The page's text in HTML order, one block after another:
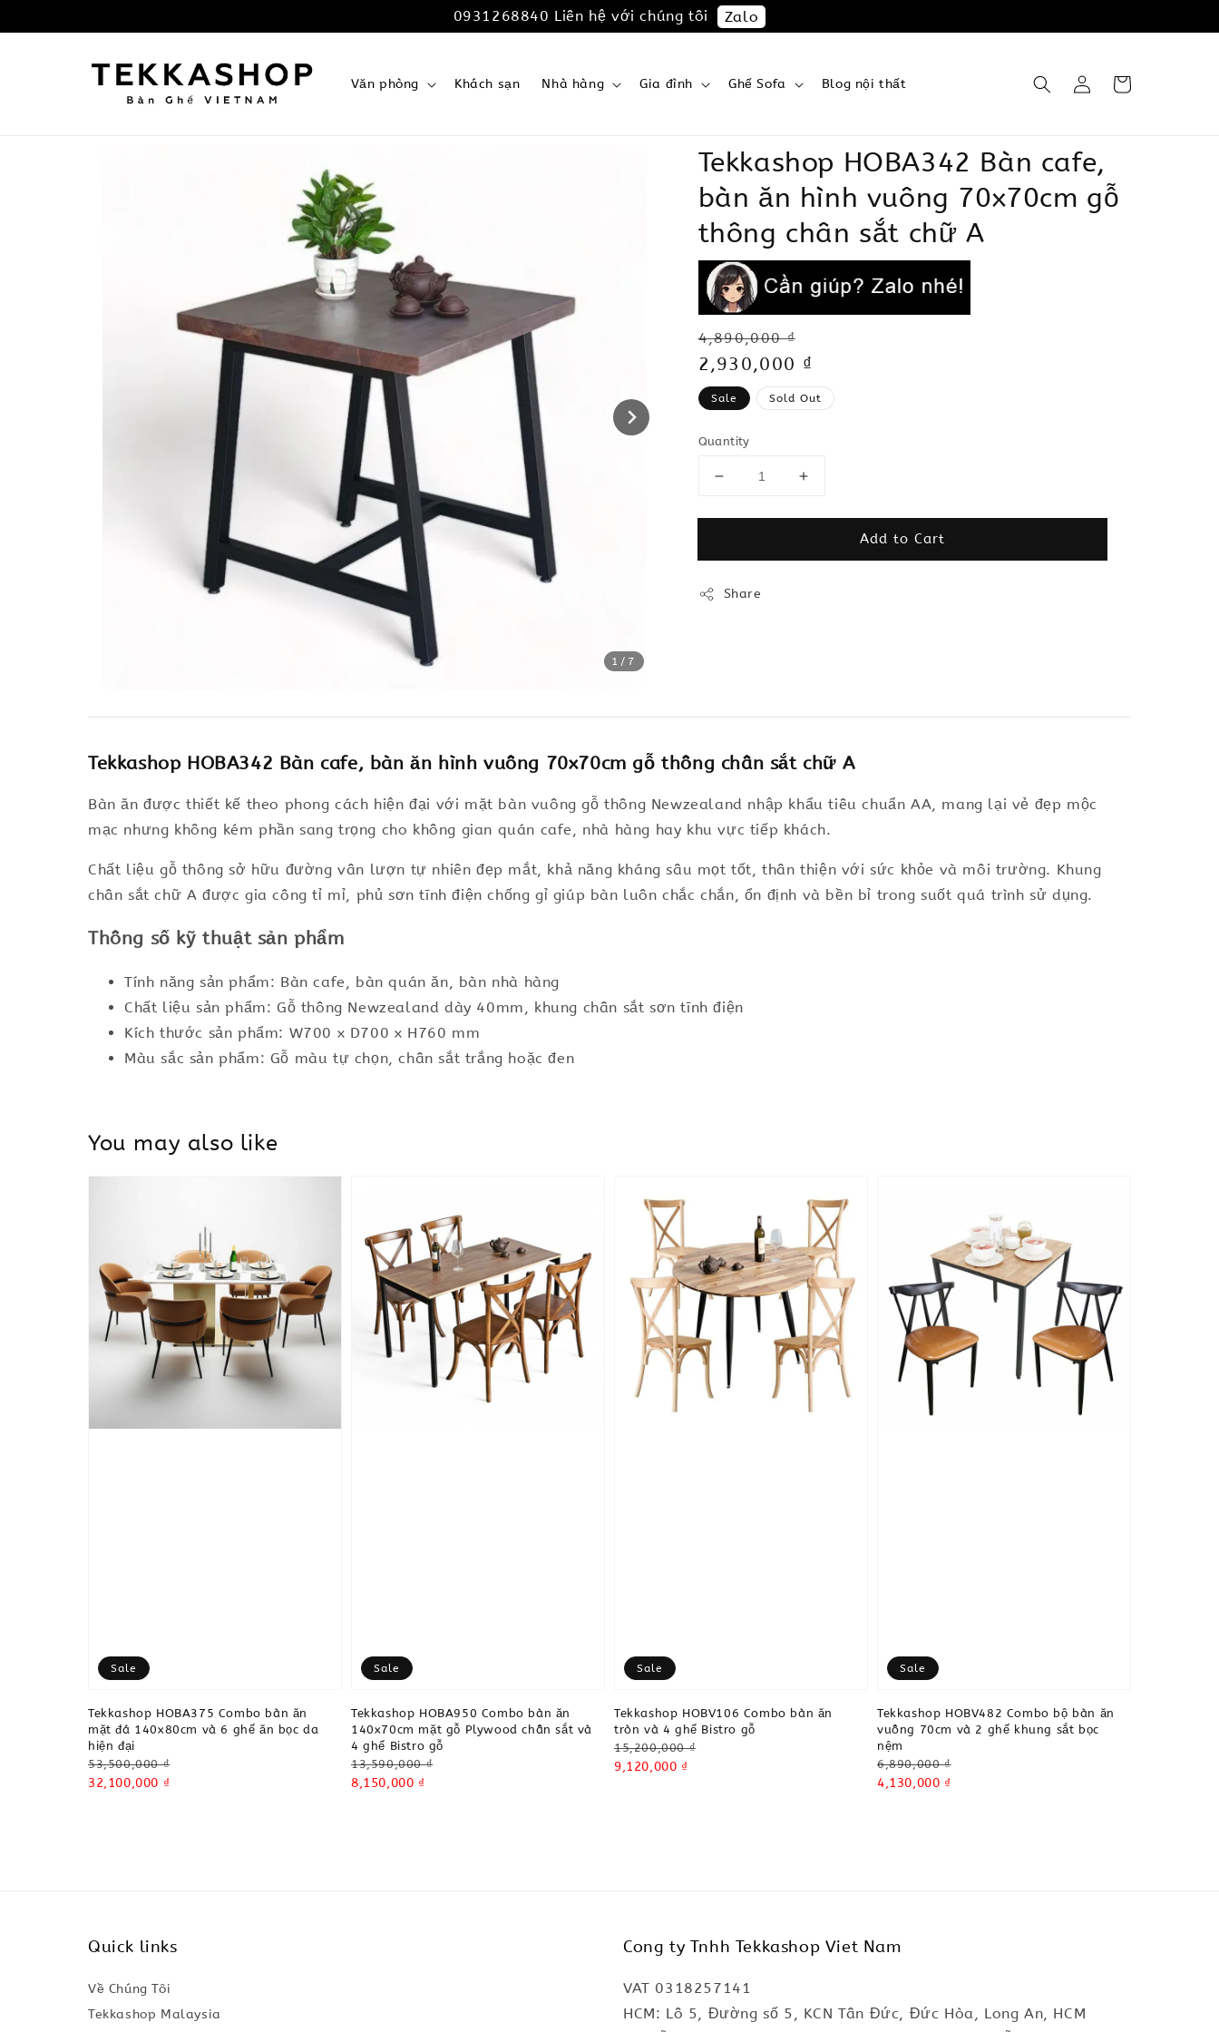
0931268840 Liên hệ với chúng tôi Zalo
Văn phòng Khách sạn Nhà hàng Gia đình Ghế Sofa Blog nội thất
1 /7
Tekkashop HOBA342 Bàn cafe,
bàn ăn hình vuông 70x70cm gỗ
thông chân sắt chữ A
Regular
price
4,890,000 ₫
Sale
price
2,930,000 ₫
Sale Sold Out
Quantity
Add to Cart
Share
Tekkashop HOBA342 Bàn cafe, bàn ăn hình vuông 70x70cm gỗ thông chân sắt chữ A
Bàn ăn được thiết kế theo phong cách hiện đại với mặt bàn vuông gỗ thông Newzealand nhập khẩu tiêu chuẩn AA, mang lại vẻ đẹp mộc
mạc nhưng không kém phần sang trọng cho không gian quán cafe, nhà hàng hay khu vực tiếp khách.
Chất liệu gỗ thông sở hữu đường vân lượn tự nhiên đẹp mắt, khả năng kháng sâu mọt tốt, thân thiện với sức khỏe và môi trường. Khung
chân sắt chữ A được gia công tỉ mỉ, phủ sơn tĩnh điện chống gỉ giúp bàn luôn chắc chắn, ổn định và bền bỉ trong suốt quá trình sử dụng.
Thông số kỹ thuật sản phẩm
Tính năng sản phẩm: Bàn cafe, bàn quán ăn, bàn nhà hàng
Chất liệu sản phẩm: Gỗ thông Newzealand dày 40mm, khung chân sắt sơn tĩnh điện
Kích thước sản phẩm: W700 x D700 x H760 mm
Màu sắc sản phẩm: Gỗ màu tự chọn, chân sắt trắng hoặc đen
You may also like
Sale
Tekkashop HOBA375 Combo bàn ăn
mặt đá 140x80cm và 6 ghế ăn bọc da
hiện đại
Regular
price
53,500,000 ₫
Sale
32,100,000 ₫
Sale
Tekkashop HOBA950 Combo bàn ăn
140x70cm mặt gỗ Plywood chân sắt và
4 ghế Bistro gỗ
Regular
price
13,590,000 ₫
Sale
8,150,000 ₫
Sale
Tekkashop HOBV106 Combo bàn ăn
tròn và 4 ghế Bistro gỗ
Regular
price
15,200,000 ₫
Sale
9,120,000 ₫
Sale
Tekkashop HOBV482 Combo bộ bàn ăn
vuông 70cm và 2 ghế khung sắt bọc
nệm
Regular
price
6,890,000 ₫
Sale
4,130,000 ₫
Quick links
Về Chúng Tôi
Tekkashop Malaysia
Cong ty Tnhh Tekkashop Viet Nam
VAT 0318257141
HCM: Lô 5, Đường số 5, KCN Tân Đức, Đức Hòa, Long An, HCM